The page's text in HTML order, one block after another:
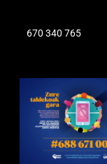
670 340 765